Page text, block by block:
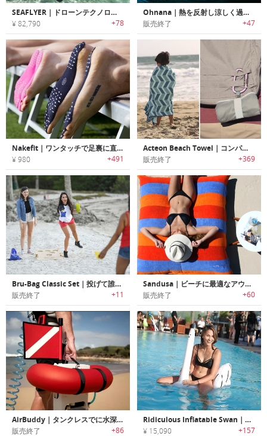
SEAFLYER｜ドローンテクノロジーを応用したポータブル水中スクーター「シーフライヤー」
¥ 82,790 +78
Ohnana｜熱を反射し涼しく過ごせる野外音楽フェスに最適なポータブルテント「オナナテント」
販売終了 +47
Nakefit｜ワンタッチで足裏に直接取付られる低刺激性の粘着ソールパッド「ネイキフィット」
¥ 980 +491
Acteon Beach Towel｜コンパクト抗菌マイクロファイバービーチタオル「アクテオン」
販売終了 +369
Bru-Bag Classic Set｜投げて誰でも簡単に楽しめるヤードゲームボード「ブルーバッグ」
販売終了 +11
Sandusa｜ビーチに最適なアウトドア用ウォータープルーフクッションピロー「サンドゥーサ」
販売終了 +60
AirBuddy｜タンクレスでに水深12mのダイビングが楽しめるダイビングギア「エアバディー」
販売終了 +86
Ridiculous Inflatable Swan｜Shrigleyファンに最適なスワンモチーフビーチトイ
¥ 15,090 +157